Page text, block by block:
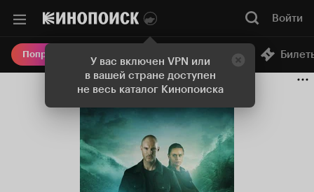
У вас включен VPN или
в вашей стране доступен
не весь каталог Кинопоиска
Войти
Попробовать Плюс Онлайн-кинотеатр